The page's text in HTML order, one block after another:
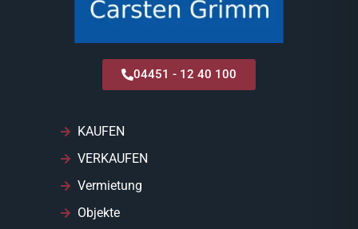
04451 - 12 40 100
KAUFEN
VERKAUFEN
Vermietung
Objekte